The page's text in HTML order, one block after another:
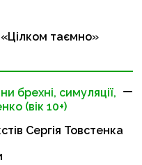
«Цілком таємно»
брехні, симуляції,
(вік 10+)
Сергія Товстенка